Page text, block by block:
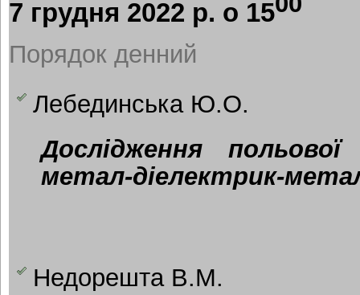
7 грудня 2022 р. о 15
Порядок денний
Лебединська Ю.О.
Дослідження
метал-діелектрик-
Недорешта В.М.